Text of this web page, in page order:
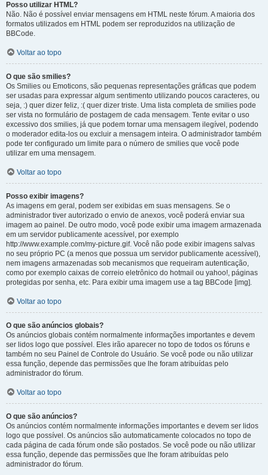
Posso utilizar HTML?
Não. Não é possível enviar mensagens em HTML neste fórum. A maioria dos
formatos utilizados em HTML podem ser reproduzidos na utilização de
BBCode.
Voltar ao topo
O que são smilies?
Os Smilies ou Emoticons, são pequenas representações gráficas que podem
ser usadas para expressar algum sentimento utilizando poucos caracteres, ou
seja, :) quer dizer feliz, :( quer dizer triste. Uma lista completa de smilies pode
ser vista no formulário de postagem de cada mensagem. Tente evitar o uso
excessivo dos smilies, já que podem tornar uma mensagem ilegível, podendo
o moderador edita-los ou excluir a mensagem inteira. O administrador também
pode ter configurado um limite para o número de smilies que você pode
utilizar em uma mensagem.
Voltar ao topo
Posso exibir imagens?
As imagens em geral, podem ser exibidas em suas mensagens. Se o
administrador tiver autorizado o envio de anexos, você poderá enviar sua
imagem ao painel. De outro modo, você pode exibir uma imagem armazenada
em um servidor publicamente acessível, por exemplo
http://www.example.com/my-picture.gif. Você não pode exibir imagens salvas
no seu próprio PC (a menos que possua um servidor publicamente acessível),
nem imagens armazenadas sob mecanismos que requeiram autenticação,
como por exemplo caixas de correio eletrônico do hotmail ou yahoo!, páginas
protegidas por senha, etc. Para exibir uma imagem use a tag BBCode [img].
Voltar ao topo
O que são anúncios globais?
Os anúncios globais contém normalmente informações importantes e devem
ser lidos logo que possível. Eles irão aparecer no topo de todos os fóruns e
também no seu Painel de Controle do Usuário. Se você pode ou não utilizar
essa função, depende das permissões que lhe foram atribuídas pelo
administrador do fórum.
Voltar ao topo
O que são anúncios?
Os anúncios contém normalmente informações importantes e devem ser lidos
logo que possível. Os anúncios são automaticamente colocados no topo de
cada página de cada fórum onde são postados. Se você pode ou não utilizar
essa função, depende das permissões que lhe foram atribuídas pelo
administrador do fórum.